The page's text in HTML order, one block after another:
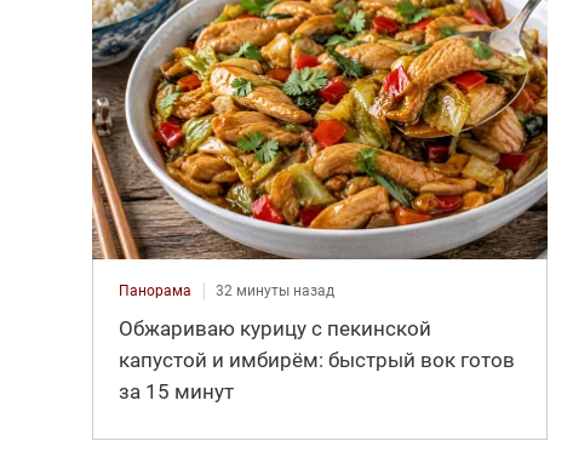
Панорама 32 минуты назад
Обжариваю курицу с пекинской
капустой и имбирём: быстрый вок готов
за 15 минут